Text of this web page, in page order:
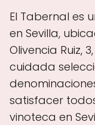
El Tabernal es
en Sevilla,
Olivencia Ruiz,
cuidada
satisfacer
vinoteca en